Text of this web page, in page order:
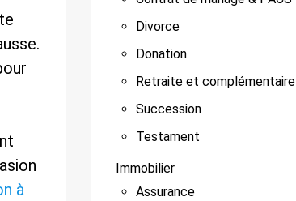
à
Divorce
Donation
Retraite et complémentaire
Succession
Testament
Immobilier
Assurance